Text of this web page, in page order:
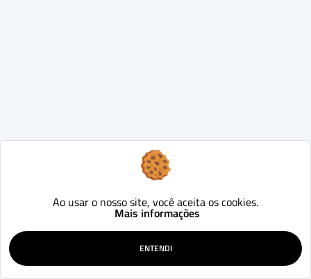
Ao usar o nosso site, você aceita os cookies.
Mais informações
ENTENDI